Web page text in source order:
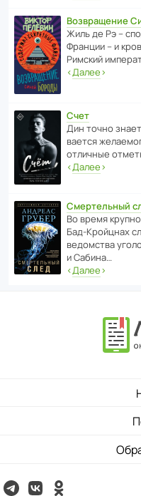
Возвращение
Жиль де Рэ –
Франции – и
Римский
‹Далее›
Счет
Дин точно
ва­ется
отли­чные
‹Далее›
Смертельный
Во время
Бад‑Крой­цнах
ведомства
и Сабина…
‹Далее›